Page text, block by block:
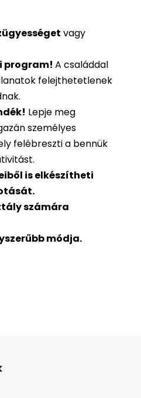
vagy
program! A családdal
felejthetetlenek
! Lepje meg
személyes
felébreszti a bennük
iselkészítheti
számára
módja.